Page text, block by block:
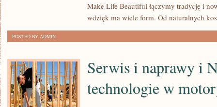
Make Life Beautiful łączymy tradycję i
wdzięk ma wiele form. Od naturalnych
POSTED BY ADMIN
Serwis i naprawy i
technologie w